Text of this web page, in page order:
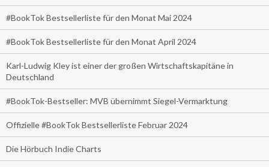
#BookTok Bestsellerliste für den Monat Mai 2024
#BookTok Bestsellerliste für den Monat April 2024
Karl-Ludwig Kley ist einer der großen Wirtschaftskapitäne in
Deutschland
#BookTok-Bestseller: MVB übernimmt Siegel-Vermarktung
Offizielle #BookTok Bestsellerliste Februar 2024
Die Hörbuch Indie Charts